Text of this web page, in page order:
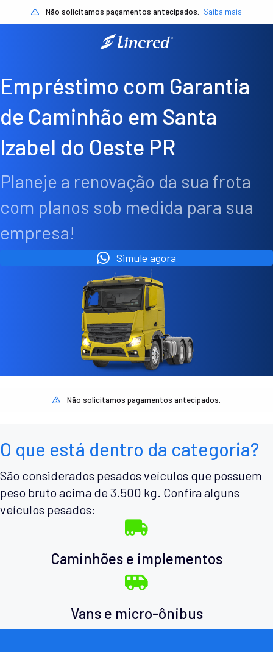
Não solicitamos pagamentos antecipados. Saiba mais
Empréstimo com Garantia
de Caminhão em Santa
Izabel do Oeste PR
Planeje a renovação da sua frota
com planos sob medida para sua
empresa!
Simule agora
Não solicitamos pagamentos antecipados.
O que está dentro da categoria?
São considerados pesados veículos que possuem
peso bruto acima de 3.500 kg. Confira alguns
veículos pesados:
Caminhões e implementos
Vans e micro-ônibus